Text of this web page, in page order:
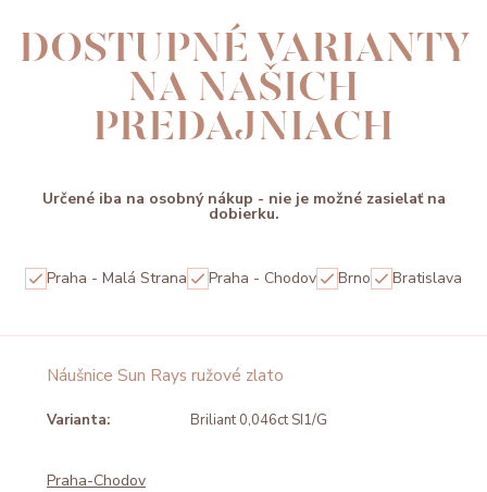
DOSTUPNÉ VARIANTY
NA NAŠICH
PREDAJNIACH
Určené iba na osobný nákup - nie je možné zasielať na
dobierku.
Praha - Malá Strana Praha - Chodov Brno Bratislava
Náušnice Sun Rays ružové zlato
Varianta: Briliant 0,046ct SI1/G
Praha-Chodov